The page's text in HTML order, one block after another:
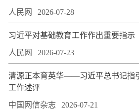
人民网 2026-07-28
习近平对基础教育工作作出重要指示
人民网 2026-07-23
清源正本育英华——习近平总书记指
工作述评
中国网信杂志 2026-07-21